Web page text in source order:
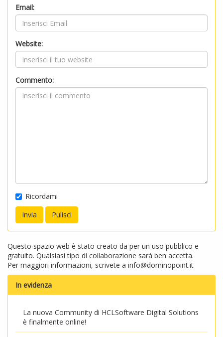
Email:
Website:
Commento:
Ricordami
Questo spazio web è stato creato da per un uso pubblico e
gratuito. Qualsiasi tipo di collaborazione sarà ben accetta.
Per maggiori informazioni, scrivete a info@dominopoint.it
In evidenza
La nuova Community di HCLSoftware Digital Solutions
è finalmente online!